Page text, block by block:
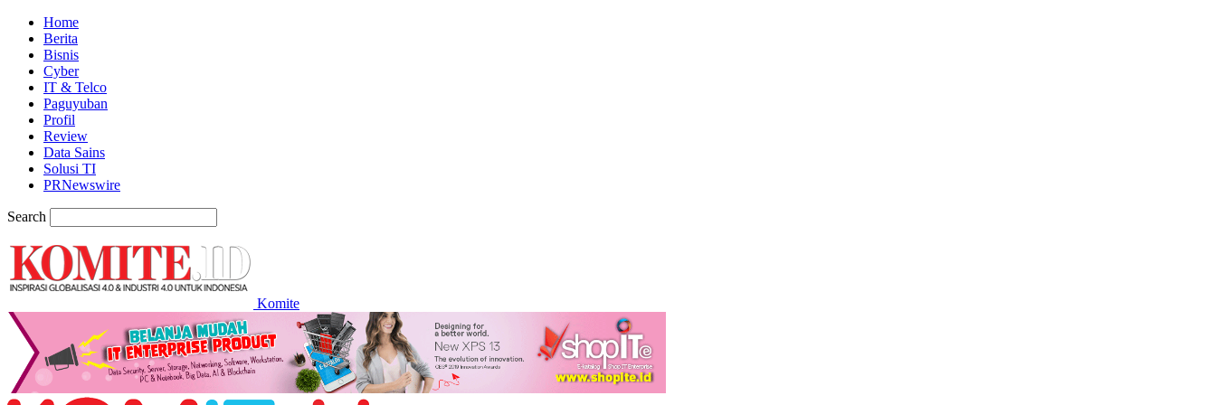
Home
Berita
Bisnis
Cyber
IT & Telco
Paguyuban
Profil
Review
Data Sains
Solusi TI
PRNewswire
Search
Komite